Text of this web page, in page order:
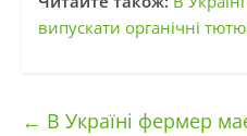
випускати органічні
← В Україні фермер